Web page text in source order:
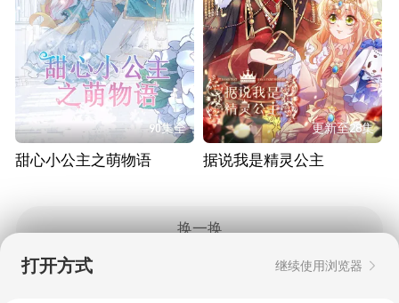
90集全
甜心小公主之萌物语
更新至28集
据说我是精灵公主
换一换
打开方式 继续使用浏览器